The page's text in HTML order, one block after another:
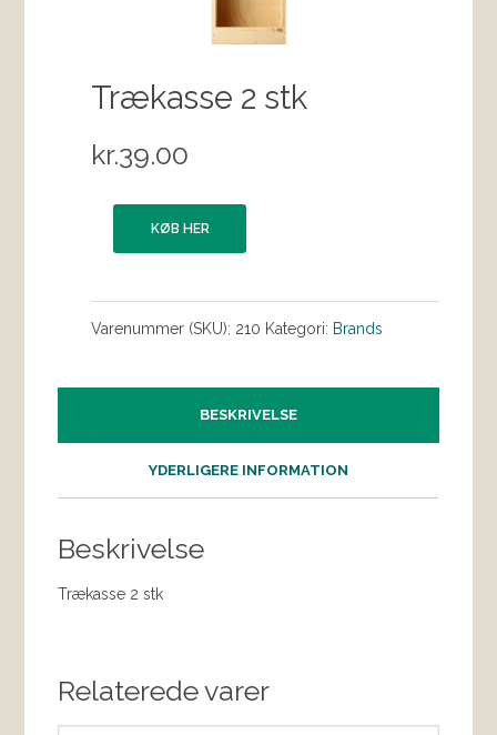
Trækasse 2 stk
kr.39.00
KØB HER
Varenummer (SKU): 210 Kategori: Brands
BESKRIVELSE
YDERLIGERE INFORMATION
Beskrivelse
Trækasse 2 stk
Relaterede varer